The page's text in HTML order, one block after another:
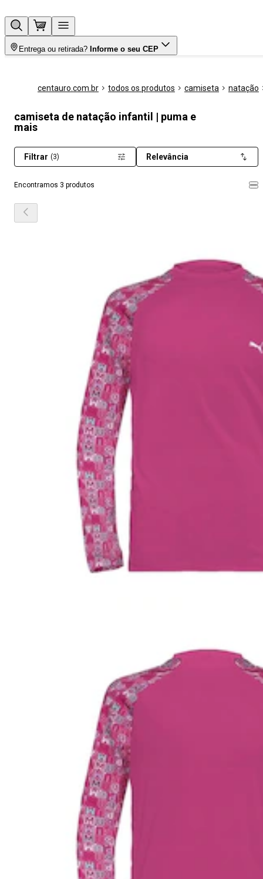
Entrega ou retirada? Informe o seu CEP
centauro.com.br todos os produtos camiseta natação
camiseta de natação infantil | puma e
mais
Encontramos 3 produtos
Filtrar (3) Relevância